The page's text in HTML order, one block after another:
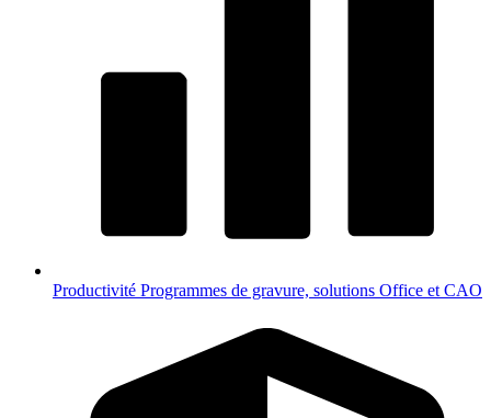
Productivité Programmes de gravure, solutions Office et CAO